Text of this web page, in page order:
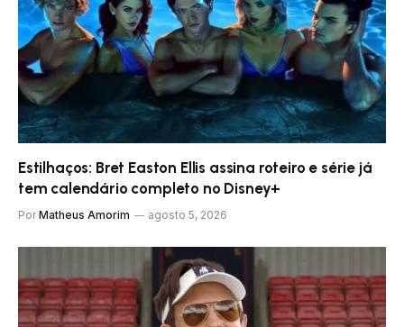
Estilhaços: Bret Easton Ellis assina roteiro e série já
tem calendário completo no Disney+
Por Matheus Amorim agosto 5, 2026